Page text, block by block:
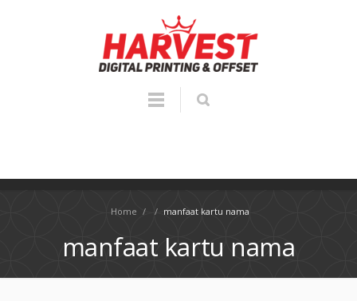
Home / / manfaat kartu nama
manfaat kartu nama